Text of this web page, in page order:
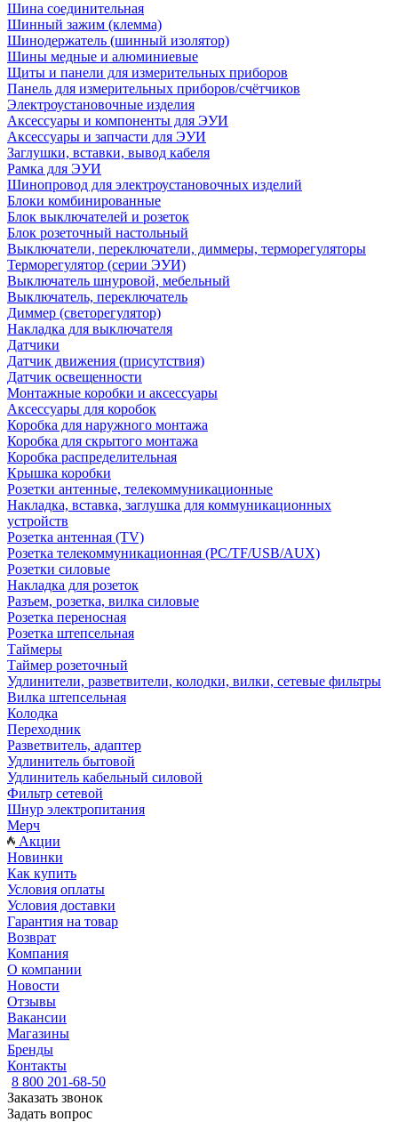
Шина соединительная
Шинный зажим (клемма)
Шинодержатель (шинный изолятор)
Шины медные и алюминиевые
Щиты и панели для измерительных приборов
Панель для измерительных приборов/счётчиков
Электроустановочные изделия
Аксессуары и компоненты для ЭУИ
Аксессуары и запчасти для ЭУИ
Заглушки, вставки, вывод кабеля
Рамка для ЭУИ
Шинопровод для электроустановочных изделий
Блоки комбинированные
Блок выключателей и розеток
Блок розеточный настольный
Выключатели, переключатели, диммеры, терморегуляторы
Терморегулятор (серии ЭУИ)
Выключатель шнуровой, мебельный
Выключатель, переключатель
Диммер (светорегулятор)
Накладка для выключателя
Датчики
Датчик движения (присутствия)
Датчик освещенности
Монтажные коробки и аксессуары
Аксессуары для коробок
Коробка для наружного монтажа
Коробка для скрытого монтажа
Коробка распределительная
Крышка коробки
Розетки антенные, телекоммуникационные
Накладка, вставка, заглушка для коммуникационных
устройств
Розетка антенная (TV)
Розетка телекоммуникационная (PC/TF/USB/AUX)
Розетки силовые
Накладка для розеток
Разъем, розетка, вилка силовые
Розетка переносная
Розетка штепсельная
Таймеры
Таймер розеточный
Удлинители, разветвители, колодки, вилки, сетевые фильтры
Вилка штепсельная
Колодка
Переходник
Разветвитель, адаптер
Удлинитель бытовой
Удлинитель кабельный силовой
Фильтр сетевой
Шнур электропитания
Мерч
Акции
Новинки
Как купить
Условия оплаты
Условия доставки
Гарантия на товар
Возврат
Компания
О компании
Новости
Отзывы
Вакансии
Магазины
Бренды
Контакты
8 800 201-68-50
Заказать звонок
Задать вопрос